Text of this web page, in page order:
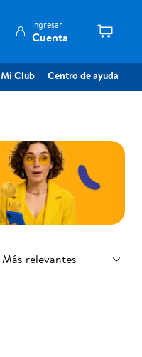
Ingresar
Cuenta
Mi Club Centro de ayuda
Más relevantes